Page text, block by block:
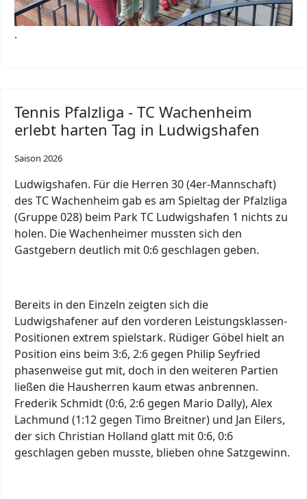
.
Tennis Pfalzliga - TC Wachenheim
erlebt harten Tag in Ludwigshafen
Saison 2026
Ludwigshafen. Für die Herren 30 (4er-Mannschaft)
des TC Wachenheim gab es am Spieltag der Pfalzliga
(Gruppe 028) beim Park TC Ludwigshafen 1 nichts zu
holen. Die Wachenheimer mussten sich den
Gastgebern deutlich mit 0:6 geschlagen geben.
Bereits in den Einzeln zeigten sich die
Ludwigshafener auf den vorderen Leistungsklassen-
Positionen extrem spielstark. Rüdiger Göbel hielt an
Position eins beim 3:6, 2:6 gegen Philip Seyfried
phasenweise gut mit, doch in den weiteren Partien
ließen die Hausherren kaum etwas anbrennen.
Frederik Schmidt (0:6, 2:6 gegen Mario Dally), Alex
Lachmund (1:12 gegen Timo Breitner) und Jan Eilers,
der sich Christian Holland glatt mit 0:6, 0:6
geschlagen geben musste, blieben ohne Satzgewinn.